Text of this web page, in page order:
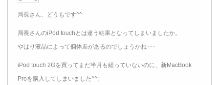
局長さん、どうもです^^
局長さんのiPod touchとは違う結果となってしまいましたか。
やはり液晶によって個体差があるのでしょうかね･･･
iPod touch 2Gを買ってまだ半月も経っていないのに、新MacBook
Proを購入してしまいました^^;